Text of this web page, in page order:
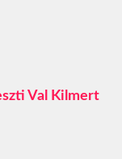
Val Kilmert